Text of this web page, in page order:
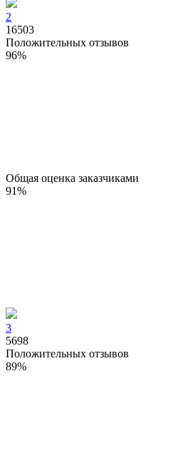
2
16503
Положительных отзывов
96%
Общая оценка заказчиками
91%
3
5698
Положительных отзывов
89%